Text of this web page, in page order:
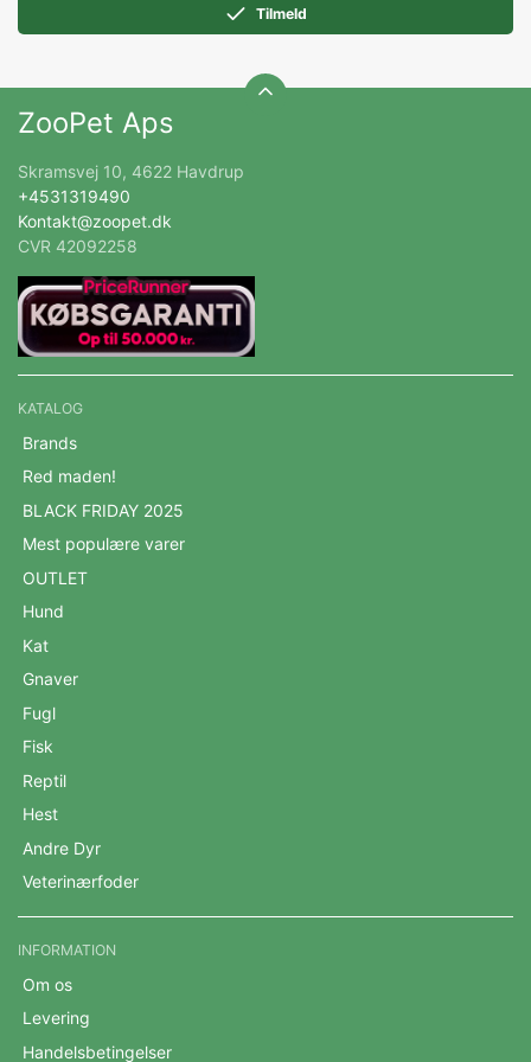
Tilmeld
ZooPet Aps
Skramsvej 10, 4622 Havdrup
+4531319490
Kontakt@zoopet.dk
CVR 42092258
KATALOG
Brands
Red maden!
BLACK FRIDAY 2025
Mest populære varer
OUTLET
Hund
Kat
Gnaver
Fugl
Fisk
Reptil
Hest
Andre Dyr
Veterinærfoder
INFORMATION
Om os
Levering
Handelsbetingelser